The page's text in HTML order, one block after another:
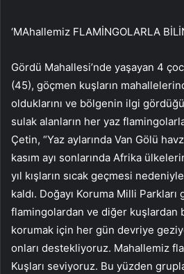
‘MAhallemiz FLAMİNGOLARLA
Gördü Mahallesi’nde yaşayan 4
(45), göçmen kuşların
olduklarını ve bölgenin ilgi
sulak alanların her yaz
Çetin, “Yaz aylarında Van Gölü
kasım ayı sonlarında Afrika
yıl kışların sıcak geçmesi
kaldı. Doğayı Koruma Milli Parkları
flamingolardan ve diğer kuşlardan
korumak için her gün devriye
onları destekliyoruz. Mahallemiz
Kuşları seviyoruz. Bu yüzden